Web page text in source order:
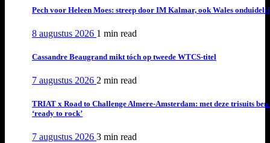
Pech voor Heleen Moes: streep door IM Kalmar, ook Wales
8 augustus 2026 1 min read
Cassandre Beaugrand mikt tóch op tweede WTCS-titel
7 augustus 2026 2 min read
TRIAT x Road to Challenge Almere-Amsterdam: met deze trisuits ben
‘ready to rock’
7 augustus 2026 3 min read